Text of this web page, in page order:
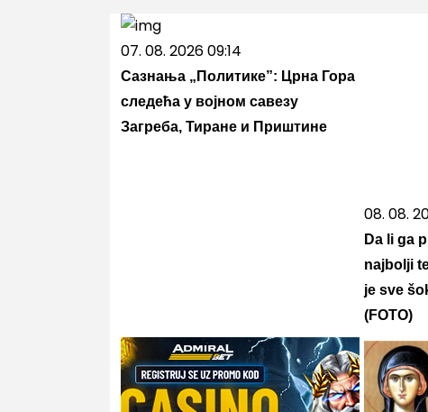
07. 08. 2026 09:14
Сазнања „Политике”: Црна Гора
следећа у војном савезу
Загреба, Тиране и Приштине
08. 08.
Da li ga
najbolji
je sve
(FOTO)